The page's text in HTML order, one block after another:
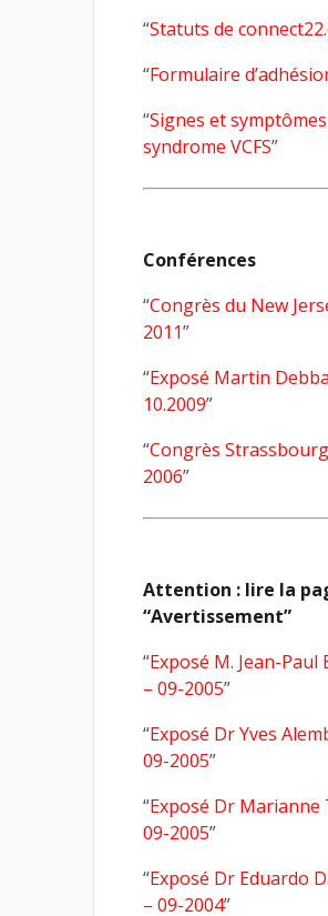
“Statuts de
“Formulaire
“Signes et
syndrome VCFS”
Conférences
“Congrès du New
2011”
“Exposé Martin
10.2009”
“Congrès
2006”
Attention : lire la
“Avertissement”
“Exposé M. Jean-
– 09-2005”
“Exposé Dr Yves
09-2005”
“Exposé Dr Marianne
09-2005”
“Exposé Dr Eduardo
– 09-2004”